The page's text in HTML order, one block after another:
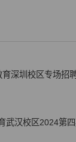
深圳校区专场招
武汉校区2024第四